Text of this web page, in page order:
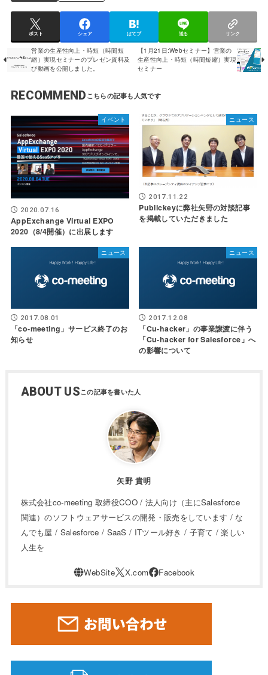
ポスト シェア はてブ 送る リンク
営業の生産性向上・時短（時間短
縮）実現セミナーのプレゼン資料及
び動画を公開しました。
【1月21日:Webセミナー】営業の
生産性向上・時短（時間短縮）実現
セミナー
RECOMMEND
イベント
2020.07.16
AppExchange Virtual EXPO
2020（8/4開催）に出展します
ニュース
2017.11.22
Publickeyに弊社矢野の対談記事
を掲載していただきました
ニュース
2017.08.01
「co-meeting」サービス終了のお
知らせ
ニュース
2017.12.08
「Cu-hacker」の事業譲渡に伴う
「Cu-hacker for Salesforce」へ
の影響について
ABOUT US
矢野 貴明
株式会社co-meeting 取締役COO / 法人向け（主にSalesforce
関連）のソフトウェアサービスの開発・販売をしています / な
んでも屋 / Salesforce / SaaS / ITツール好き / 子育て / 楽しい
人生を